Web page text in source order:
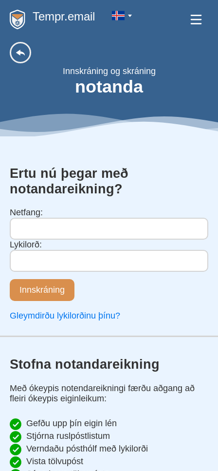
Tempr.email
Innskráning og skráning
notanda
Ertu nú þegar með
notandareikning?
Netfang:
Lykilorð:
Innskráning
Gleymdirðu lykilorðinu þínu?
Stofna notandareikning
Með ókeypis notendareikningi færðu aðgang að
fleiri ókeypis eiginleikum:
Gefðu upp þín eigin lén
Stjórna ruslpóstlistum
Verndaðu pósthólf með lykilorði
Vista tölvupóst